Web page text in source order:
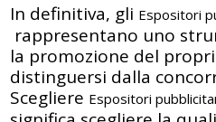
In definitiva, gli Espositori
rappresentano uno
la promozione del
distinguersi dalla
Scegliere Espositori